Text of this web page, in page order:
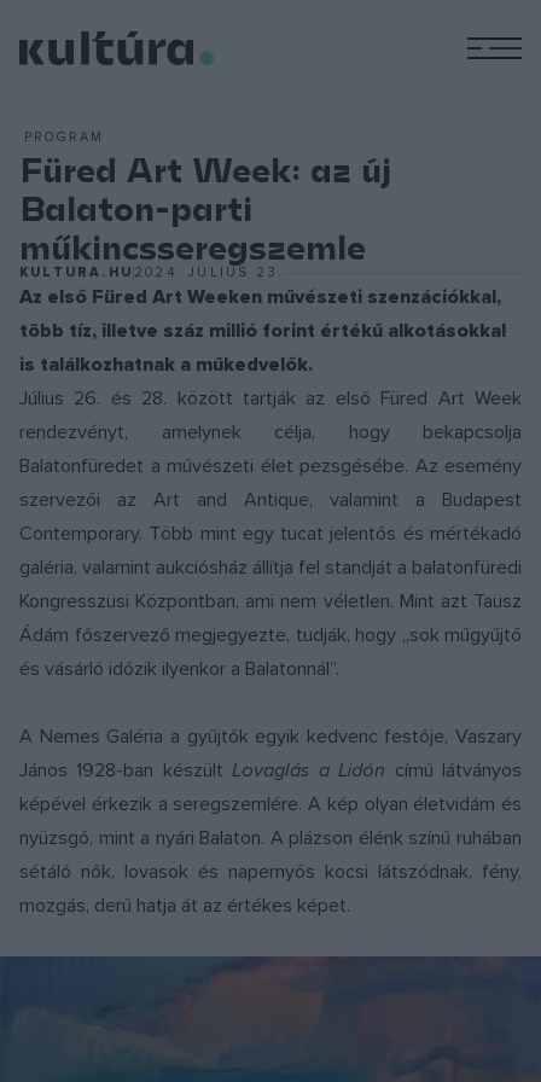
PROGRAM
Füred Art Week: az új
Balaton-parti
műkincsseregszemle
KULTURA.HU 2024. JÚLIUS 23.
Az első Füred Art Weeken művészeti szenzációkkal,
több tíz, illetve száz millió forint értékű alkotásokkal
is találkozhatnak a műkedvelők.
Július 26. és 28. között tartják az első Füred Art Week
rendezvényt, amelynek célja, hogy bekapcsolja
Balatonfüredet a művészeti élet pezsgésébe. Az esemény
szervezői az Art and Antique, valamint a Budapest
Contemporary. Több mint egy tucat jelentős és mértékadó
galéria, valamint aukciósház állítja fel standját a balatonfüredi
Kongresszusi Központban, ami nem véletlen. Mint azt Tausz
Ádám főszervező megjegyezte, tudják, hogy „sok műgyűjtő
és vásárló időzik ilyenkor a Balatonnál”.
A Nemes Galéria a gyűjtők egyik kedvenc festője, Vaszary
János 1928-ban készültLovaglás a Lidón című látványos
képével érkezik a seregszemlére. A kép olyan életvidám és
nyüzsgő, mint a nyári Balaton. A plázson élénk színű ruhában
sétáló nők, lovasok és napernyős kocsi látszódnak, fény,
mozgás, derű hatja át az értékes képet.